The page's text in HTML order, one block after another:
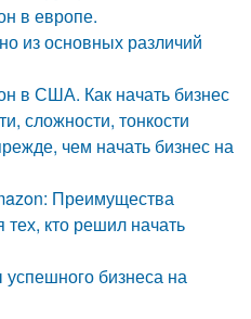
в европе.
из основных различий
в США. Как начать бизнес
сложности, тонкости
чем начать бизнес на
Преимущества
кто решил начать
бизнеса на